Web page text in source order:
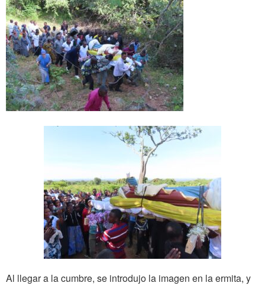
Al llegar a la cumbre, se introdujo la imagen en la ermita, y